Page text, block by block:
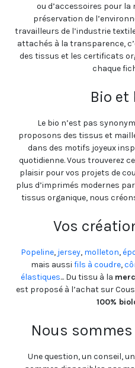
ou d’accessoires pour la
préservation de
travailleurs de l’industrie
attachés à la transparence,
des tissus et les certificats
chaque
Bio et
Le bio n’est pas
proposons des tissus et
dans des motifs joyeux
quotidienne. Vous trouverez
plaisir pour vos projets de
plus d’imprimés modernes
tissus organique, nous
Vos
Popeline, jersey, molleton,
mais aussi fils à coudre,
élastiques... Du tissu à la
est proposé à l’achat sur
100%
Nous
Une question, un conseil,